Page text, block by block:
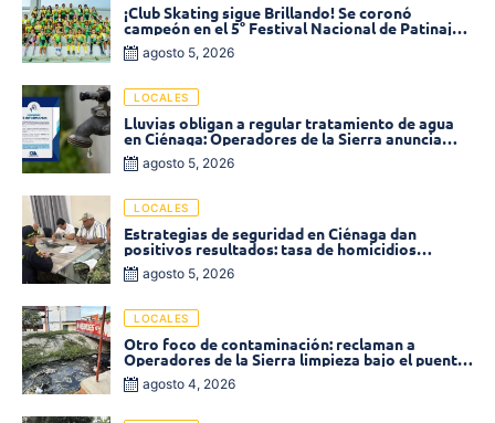
¡Club Skating sigue Brillando! Se coronó
campeón en el 5° Festival Nacional de Patinaje
«Soledad sobre Ruedas»
agosto 5, 2026
LOCALES
Lluvias obligan a regular tratamiento de agua
en Ciénaga: Operadores de la Sierra anuncia
baja presión en varios sectores
agosto 5, 2026
LOCALES
Estrategias de seguridad en Ciénaga dan
positivos resultados: tasa de homicidios
disminuyó un 58% en 2026
agosto 5, 2026
LOCALES
Otro foco de contaminación: reclaman a
Operadores de la Sierra limpieza bajo el puente
de la calle 19 con carrera 11
agosto 4, 2026